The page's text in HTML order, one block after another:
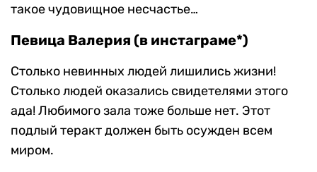
такое чудовищное несчастье…
Певица Валерия (в инстаграме*)
Столько невинных людей лишились жизни!
Столько людей оказались свидетелями этого
ада! Любимого зала тоже больше нет. Этот
подлый теракт должен быть осужден всем
миром.